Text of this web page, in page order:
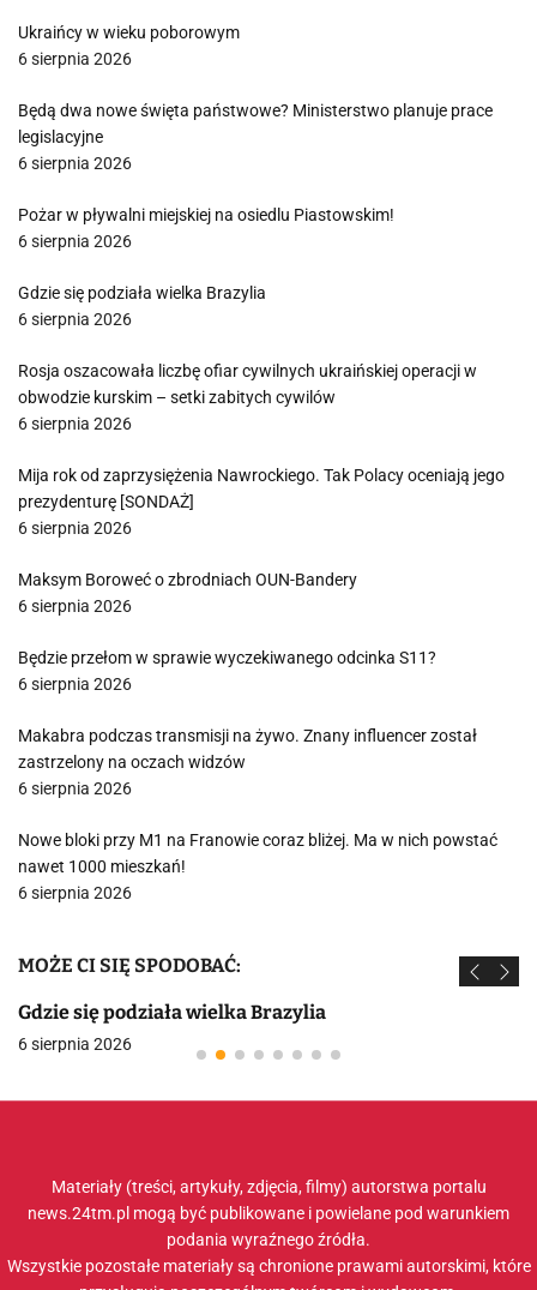
Ukraińcy w wieku poborowym
6 sierpnia 2026
Będą dwa nowe święta państwowe? Ministerstwo planuje prace
legislacyjne
6 sierpnia 2026
Pożar w pływalni miejskiej na osiedlu Piastowskim!
6 sierpnia 2026
Gdzie się podziała wielka Brazylia
6 sierpnia 2026
Rosja oszacowała liczbę ofiar cywilnych ukraińskiej operacji w
obwodzie kurskim – setki zabitych cywilów
6 sierpnia 2026
Mija rok od zaprzysiężenia Nawrockiego. Tak Polacy oceniają jego
prezydenturę [SONDAŻ]
6 sierpnia 2026
Maksym Boroweć o zbrodniach OUN-Bandery
6 sierpnia 2026
Będzie przełom w sprawie wyczekiwanego odcinka S11?
6 sierpnia 2026
Makabra podczas transmisji na żywo. Znany influencer został
zastrzelony na oczach widzów
6 sierpnia 2026
Nowe bloki przy M1 na Franowie coraz bliżej. Ma w nich powstać
nawet 1000 mieszkań!
6 sierpnia 2026
MOŻE CI SIĘ SPODOBAĆ:
Gdzie się podziała wielka Brazylia
6 sierpnia 2026
Materiały (treści, artykuły, zdjęcia, filmy) autorstwa portalu
news.24tm.pl mogą być publikowane i powielane pod warunkiem
podania wyraźnego źródła.
Wszystkie pozostałe materiały są chronione prawami autorskimi, które